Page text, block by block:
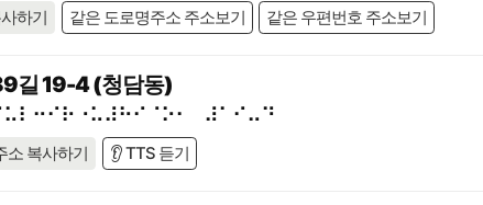
하기 같은 도로명주소 주소보기 같은 우편번호 주소보기
길 19-4 (청담동)
소 복사하기 👂 TTS 듣기